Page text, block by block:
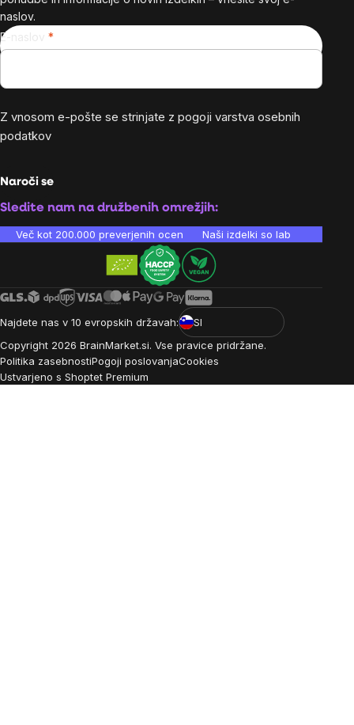
naslov.
E-naslov
Z vnosom e-pošte se strinjate z pogoji varstva osebnih
podatkov
Naroči se
Sledite nam na družbenih omrežjih:
Več kot 200.000 preverjenih ocen Naši izdelki so laboratorijsko
Najdete nas v 10 evropskih državah:
SI
Copyright 2026 BrainMarket.si. Vse pravice pridržane.
Politika zasebnostiPogoji poslovanjaCookies
Ustvarjeno s Shoptet Premium